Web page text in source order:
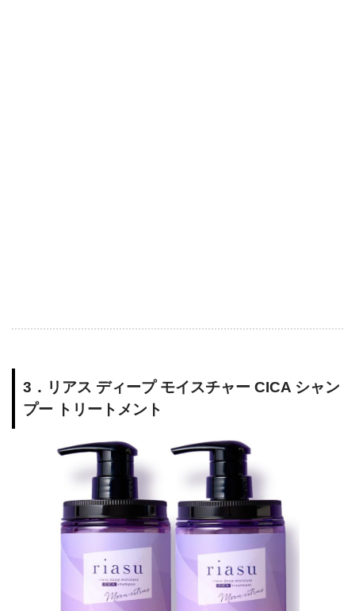
3．リアス ディープ モイスチャー CICA シャン
プー トリートメント